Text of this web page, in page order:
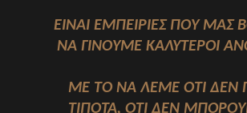
ΕΙΝΑΙ ΕΜΠΕΙΡΙΕΣ ΠΟΥ ΜΑΣ
ΝΑ ΓΙΝΟΥΜΕ ΚΑΛΥΤΕΡΟΙ
ME ΤΟ ΝΑ ΛΕΜΕ ΟΤΙ ΔΕΝ
ΤΙΠΟΤΑ, ΟΤΙ ΔΕΝ